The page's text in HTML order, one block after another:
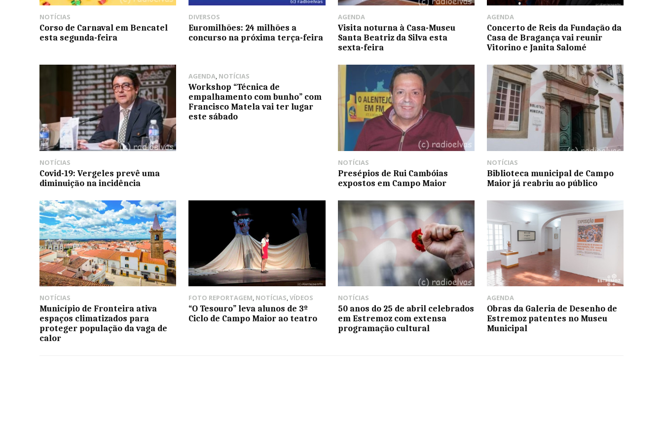
NOTÍCIAS
Corso de Carnaval em Bencatel
esta segunda-feira
DIVERSOS
Euromilhões: 24 milhões a
concurso na próxima terça-feira
AGENDA
Visita noturna à Casa-Museu
Santa Beatriz da Silva esta
sexta-feira
AGENDA
Concerto de Reis da Fundação da
Casa de Bragança vai reunir
Vitorino e Janita Salomé
NOTÍCIAS
Covid-19: Vergeles prevê uma
diminuição na incidência
AGENDA, NOTÍCIAS
Workshop “Técnica de
empalhamento com bunho” com
Francisco Matela vai ter lugar
este sábado
NOTÍCIAS
Presépios de Rui Cambóias
expostos em Campo Maior
NOTÍCIAS
Biblioteca municipal de Campo
Maior já reabriu ao público
NOTÍCIAS
Município de Fronteira ativa
espaços climatizados para
proteger população da vaga de
calor
FOTO REPORTAGEM, NOTÍCIAS,VÍDEOS
“O Tesouro” leva alunos de 3º
Ciclo de Campo Maior ao teatro
NOTÍCIAS
50 anos do 25 de abril celebrados
em Estremoz com extensa
programação cultural
AGENDA
Obras da Galeria de Desenho de
Estremoz patentes no Museu
Municipal